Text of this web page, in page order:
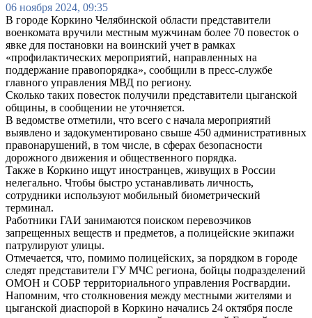
06 ноября 2024, 09:35
В городе Коркино Челябинской области представители
военкомата вручили местным мужчинам более 70 повесток о
явке для постановки на воинский учет в рамках
«профилактических мероприятий, направленных на
поддержание правопорядка», сообщили в пресс-службе
главного управления МВД по региону.
Сколько таких повесток получили представители цыганской
общины, в сообщении не уточняется.
В ведомстве отметили, что всего с начала мероприятий
выявлено и задокументировано свыше 450 административных
правонарушений, в том числе, в сферах безопасности
дорожного движения и общественного порядка.
Также в Коркино ищут иностранцев, живущих в России
нелегально. Чтобы быстро устанавливать личность,
сотрудники используют мобильный биометрический
терминал.
Работники ГАИ занимаются поиском перевозчиков
запрещенных веществ и предметов, а полицейские экипажи
патрулируют улицы.
Отмечается, что, помимо полицейских, за порядком в городе
следят представители ГУ МЧС региона, бойцы подразделений
ОМОН и СОБР территориального управления Росгвардии.
Напомним, что столкновения между местными жителями и
цыганской диаспорой в Коркино начались 24 октября после